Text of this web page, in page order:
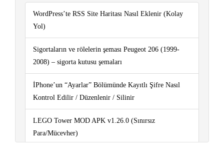
WordPress’te RSS Site Haritası Nasıl Eklenir (Kolay
Yol)
Sigortaların ve rölelerin şeması Peugeot 206 (1999-
2008) – sigorta kutusu şemaları
İPhone’un “Ayarlar” Bölümünde Kayıtlı Şifre Nasıl
Kontrol Edilir / Düzenlenir / Silinir
LEGO Tower MOD APK v1.26.0 (Sınırsız
Para/Mücevher)